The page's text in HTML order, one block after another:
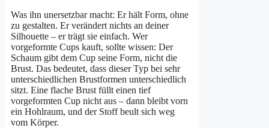
Was ihn unersetzbar macht: Er hält Form, ohne
zu gestalten. Er verändert nichts an deiner
Silhouette – er trägt sie einfach. Wer
vorgeformte Cups kauft, sollte wissen: Der
Schaum gibt dem Cup seine Form, nicht die
Brust. Das bedeutet, dass dieser Typ bei sehr
unterschiedlichen Brustformen unterschiedlich
sitzt. Eine flache Brust füllt einen tief
vorgeformten Cup nicht aus – dann bleibt vorn
ein Hohlraum, und der Stoff beult sich weg
vom Körper.